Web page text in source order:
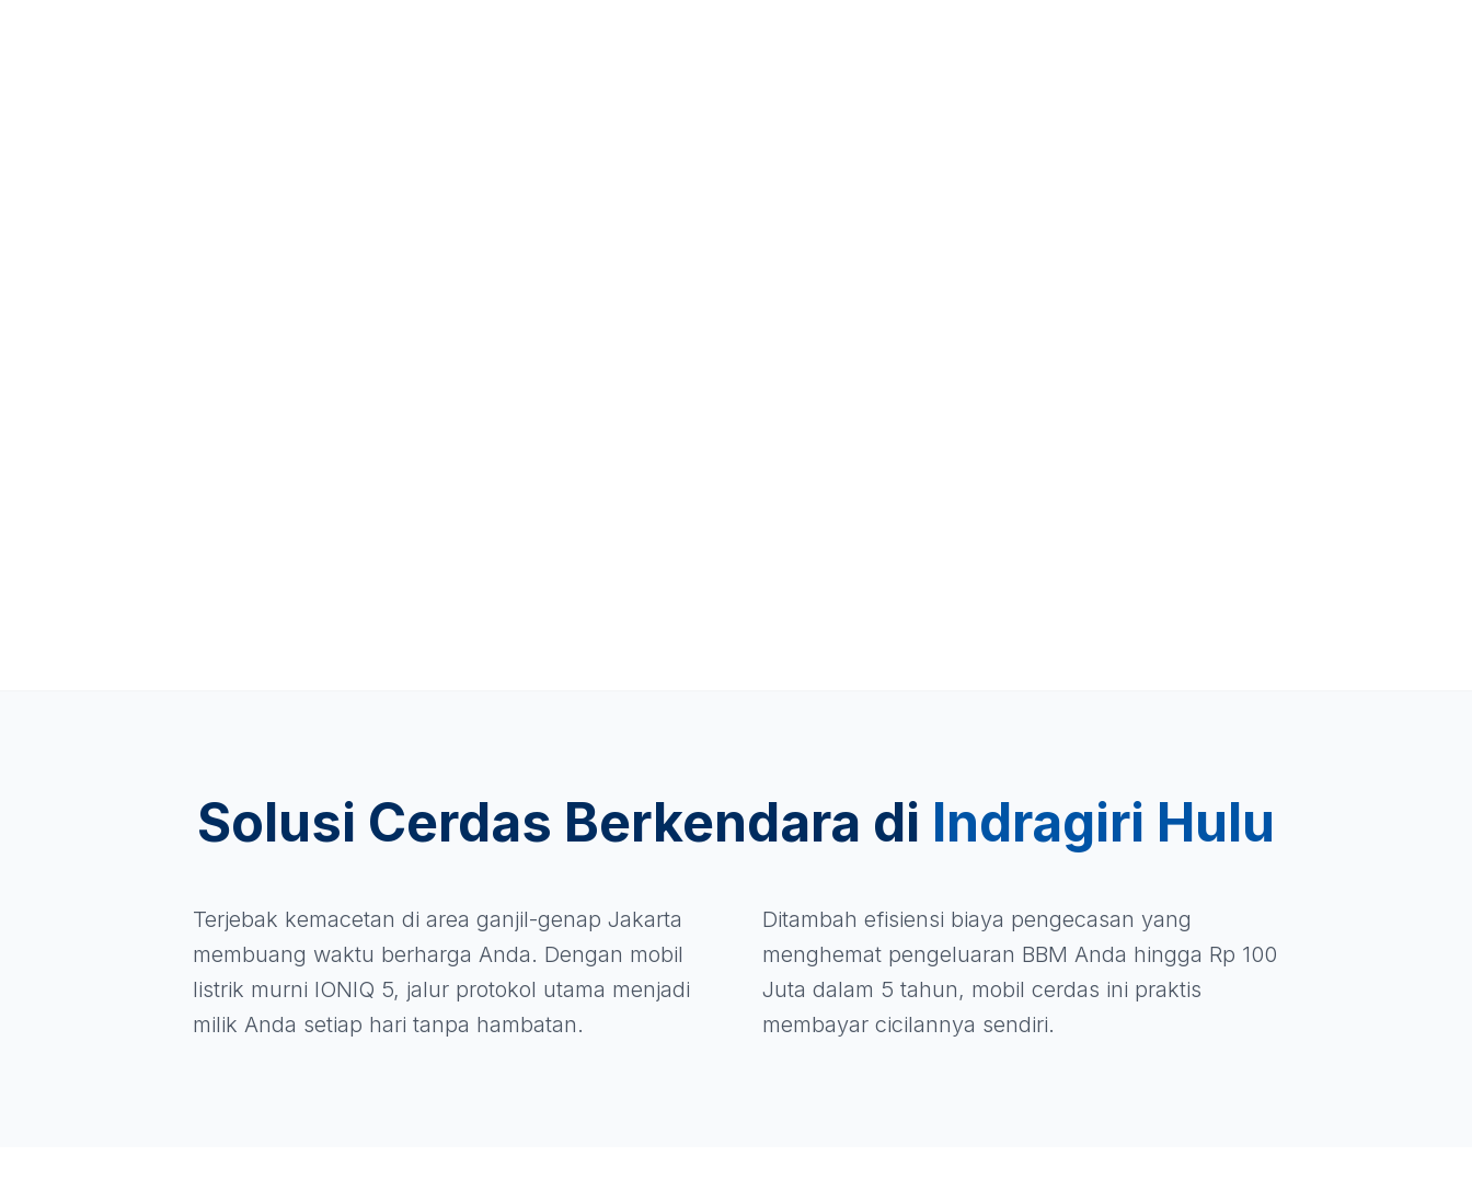
Solusi Cerdas Berkendara di Indragiri Hulu
Terjebak kemacetan di area ganjil-genap Jakarta
membuang waktu berharga Anda. Dengan mobil
listrik murni IONIQ 5, jalur protokol utama menjadi
milik Anda setiap hari tanpa hambatan.
Ditambah efisiensi biaya pengecasan yang
menghemat pengeluaran BBM Anda hingga Rp 100
Juta dalam 5 tahun, mobil cerdas ini praktis
membayar cicilannya sendiri.